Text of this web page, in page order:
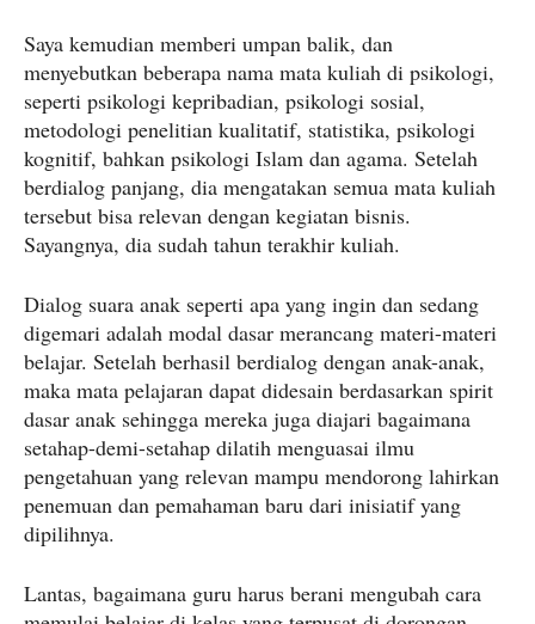
Saya kemudian memberi umpan balik, dan
menyebutkan beberapa nama mata kuliah di psikologi,
seperti psikologi kepribadian, psikologi sosial,
metodologi penelitian kualitatif, statistika, psikologi
kognitif, bahkan psikologi Islam dan agama. Setelah
berdialog panjang, dia mengatakan semua mata kuliah
tersebut bisa relevan dengan kegiatan bisnis.
Sayangnya, dia sudah tahun terakhir kuliah.
Dialog suara anak seperti apa yang ingin dan sedang
digemari adalah modal dasar merancang materi-materi
belajar. Setelah berhasil berdialog dengan anak-anak,
maka mata pelajaran dapat didesain berdasarkan spirit
dasar anak sehingga mereka juga diajari bagaimana
setahap-demi-setahap dilatih menguasai ilmu
pengetahuan yang relevan mampu mendorong lahirkan
penemuan dan pemahaman baru dari inisiatif yang
dipilihnya.
Lantas, bagaimana guru harus berani mengubah cara